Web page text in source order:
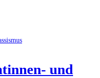
und